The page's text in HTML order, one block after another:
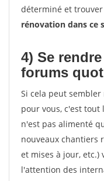
déterminé et trouver
rénovation dans ce
4) Se
forums
Si cela peut
pour vous, c'est tout
n'est pas alimenté
nouveaux chantiers
et mises à jour, etc.)
l'attention des